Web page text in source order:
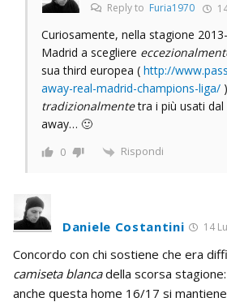
Reply to Furia1970
Curiosamente, nella stagione
Madrid a scegliere
sua third europea ( http://
away-real-madrid-champions-liga/
tradizionalmentetra i più usati dal
away… 🙂
0 Rispondi
Daniele Costantini 14
Concordo con chi sostiene che era
camiseta blancadella scorsa
anche questa home 16/17 si